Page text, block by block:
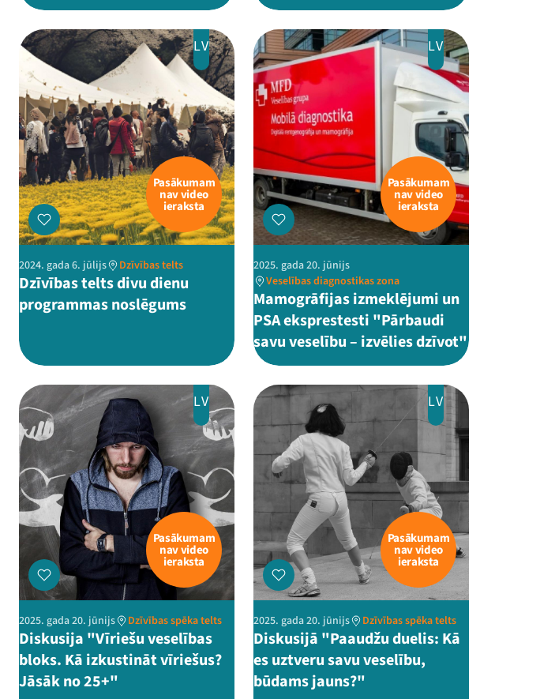
LV
Pasākumam
nav video
ieraksta
2024. gada 6. jūlijs Dzīvības telts
Dzīvības telts divu dienu
programmas noslēgums
LV
Pasākumam
nav video
ieraksta
2025. gada 20. jūnijs
Veselības diagnostikas zona
Mamogrāfijas izmeklējumi un
PSA eksprestesti "Pārbaudi
savu veselību – izvēlies dzīvot"
LV
Pasākumam
nav video
ieraksta
2025. gada 20. jūnijs Dzīvības spēka telts
Diskusija "Vīriešu veselības
bloks. Kā izkustināt vīriešus?
Jāsāk no 25+"
LV
Pasākumam
nav video
ieraksta
2025. gada 20. jūnijs Dzīvības spēka telts
Diskusijā "Paaudžu duelis: Kā
es uztveru savu veselību,
būdams jauns?"